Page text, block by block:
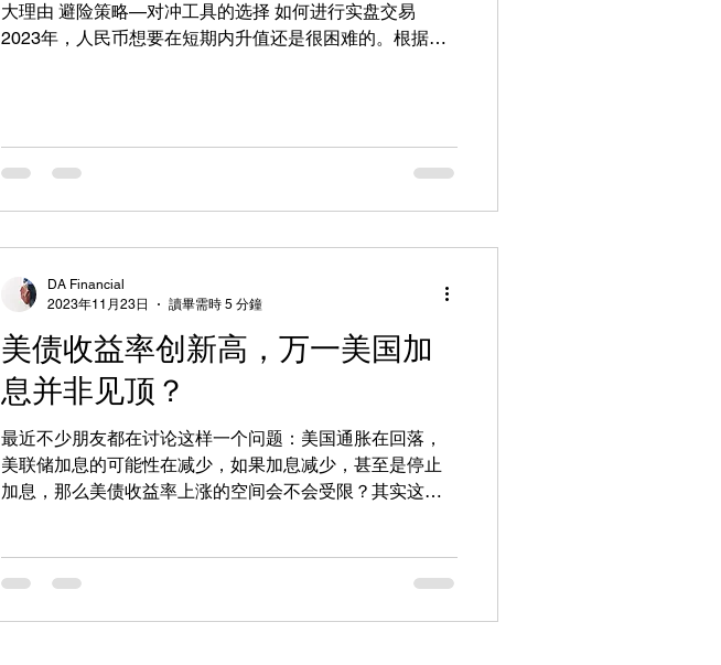
大理由 避险策略—对冲工具的选择 如何进行实盘交易
2023年，人民币想要在短期内升值还是很困难的。根据美
美债收益率创新高，万一美国加
息并非见顶？
最近不少朋友都在讨论这样一个问题：美国通胀在回落，
美联储加息的可能性在减少，如果加息减少，甚至是停止
加息，那么美债收益率上涨的空间会不会受限？其实这个
DA Financial
2023年11月23日
讀畢需時 5 分鐘